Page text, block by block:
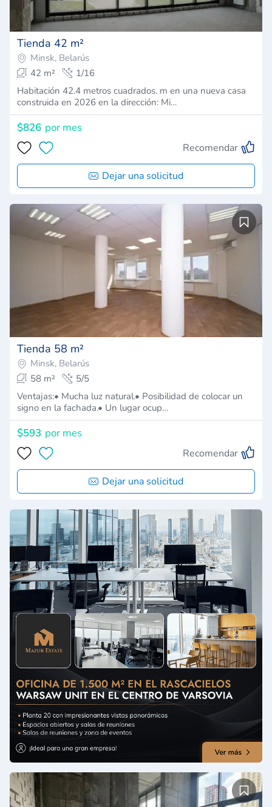
Tienda 42 m²
Minsk, Belarús
42 m²
1/16
Habitación 42.4 metros cuadrados. m en una nueva casa
construida en 2026 en la dirección: Mi…
$826 por mes
Recomendar
Dejar una solicitud
Tienda 58 m²
Minsk, Belarús
58 m²
5/5
Ventajas:• Mucha luz natural.• Posibilidad de colocar un
signo en la fachada.• Un lugar ocup…
$593 por mes
Recomendar
Dejar una solicitud